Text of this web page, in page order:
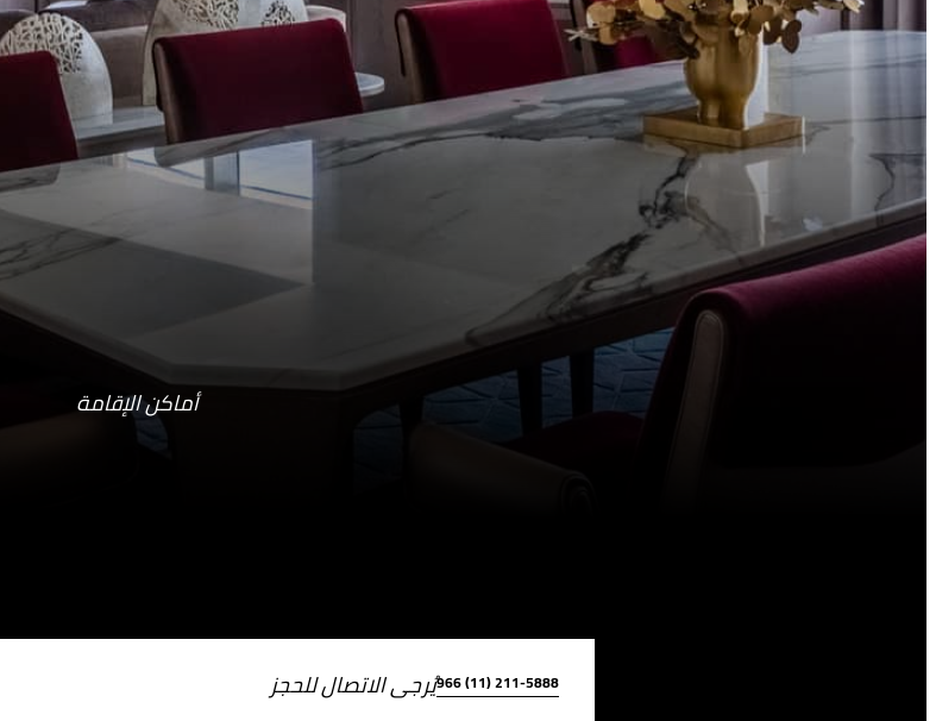
أماكن الإقامة
يُرجى الاتصال للحجز966 (11) 211-5888